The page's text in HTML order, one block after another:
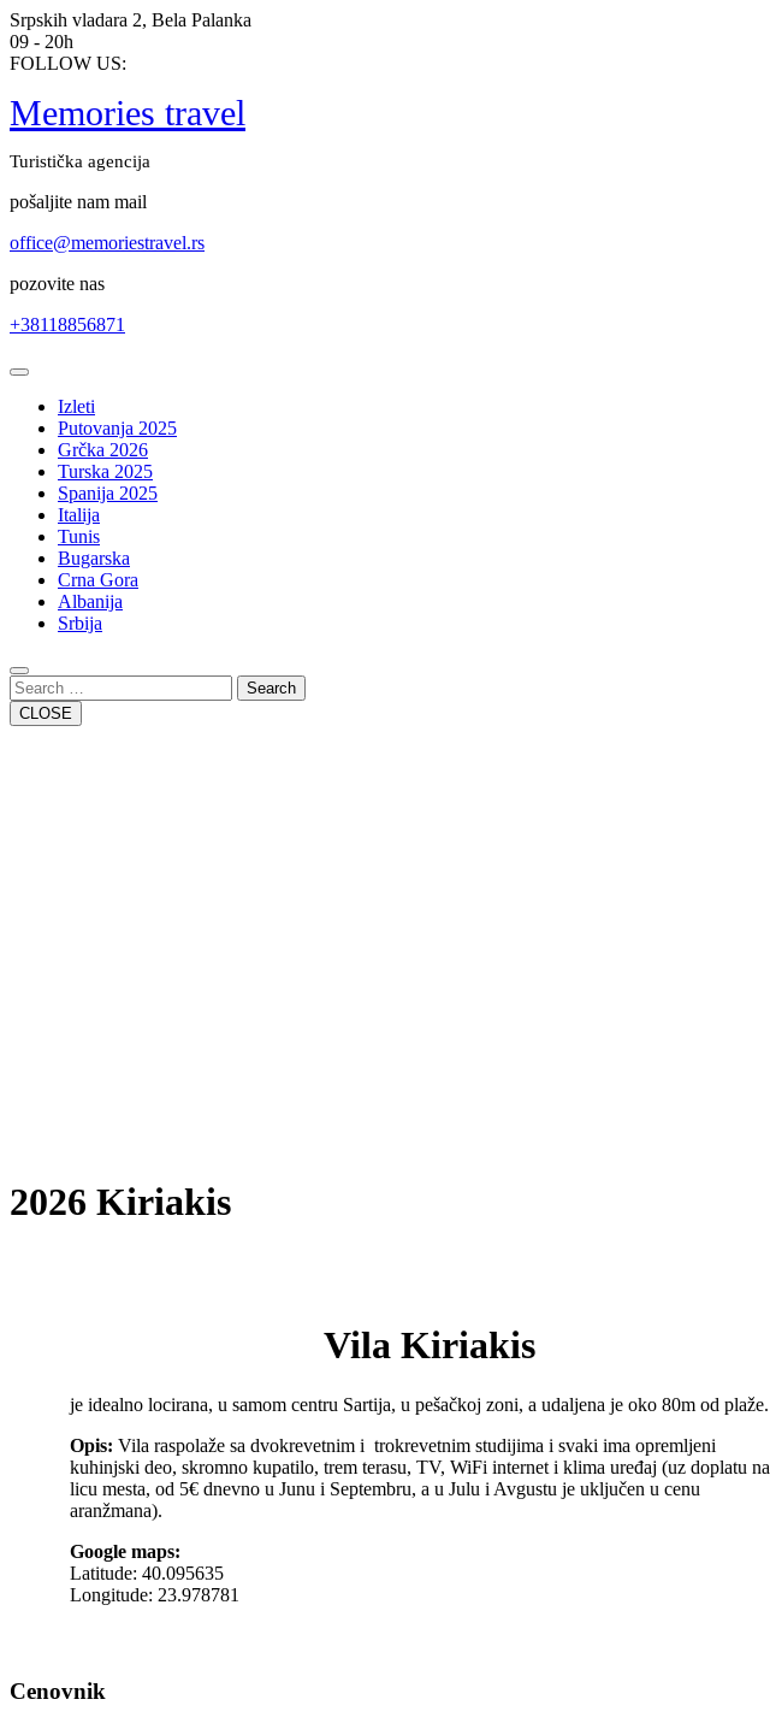
Skip
to
content
Srpskih vladara 2, Bela Palanka
09 - 20h
FOLLOW US:
Memories travel
Turistička agencija
pošaljite nam mail
office@memoriestravel.rs
pozovite nas
+38118856871
Open
ButtonIzleti
Putovanja 2025
Grčka 2026
Turska 2025
Spanija 2025
Italija
Tunis
Bugarska
Crna Gora
Albanija
Srbija
Close
Button
Search
CLOSE
2026 Kiriakis
Vila Kiriakis
je idealno locirana, u samom centru Sartija, u pešačkoj zoni, a udaljena je oko 80m od plaže.
Opis: Vila raspolaže sa dvokrevetnim i trokrevetnim studijima i svaki ima opremljeni
kuhinjski deo, skromno kupatilo, trem terasu, TV, WiFi internet i klima uređaj (uz doplatu na
licu mesta, od 5€ dnevno u Junu i Septembru, a u Julu i Avgustu je uključen u cenu
aranžmana).
Google maps:
Latitude: 40.095635
Longitude: 23.978781
Cenovnik